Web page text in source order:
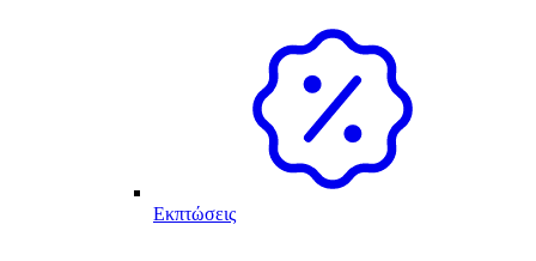
Εκπτώσεις